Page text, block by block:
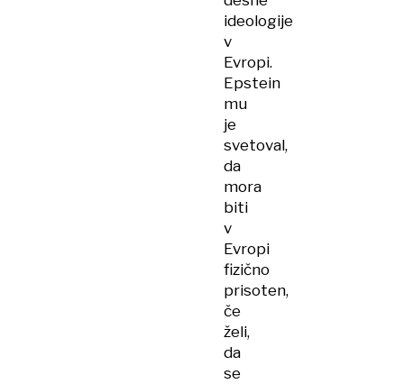
ideologije
v
Evropi.
Epstein
mu
je
svetoval,
da
mora
biti
v
Evropi
fizično
prisoten,
če
želi,
da
se